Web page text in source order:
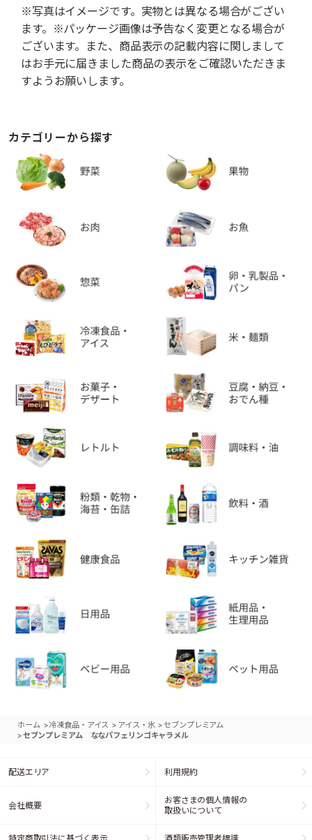
※写真はイメージです。実物とは異なる場合がござい
ます。※パッケージ画像は予告なく変更となる場合が
ございます。また、商品表示の記載内容に関しまして
はお手元に届きました商品の表示をご確認いただきま
すようお願いします。
カテゴリーから探す
ホーム >冷凍食品・アイス > アイス・氷 >セブンプレミアム
>セブンプレミアム ななパフェリンゴキャラメル
配送エリア 利用規約
会社概要
お客さまの個人情報の
取扱いについて